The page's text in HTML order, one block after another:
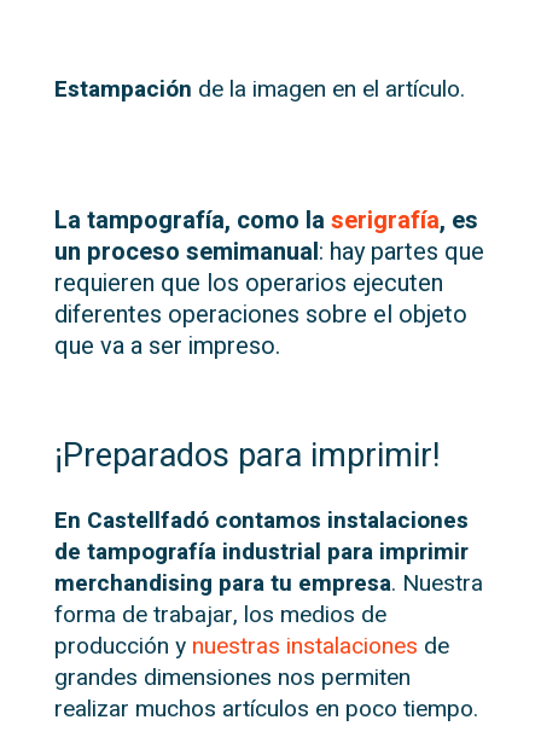
Estampación de la imagen en el artículo.
La tampografía, como laserigrafía, es
un proceso semimanual: hay partes que
requieren que los operarios ejecuten
diferentes operaciones sobre el objeto
que va a ser impreso.
¡Preparados para imprimir!
En Castellfadó contamos instalaciones
de tampografía industrial para imprimir
merchandising para tu empresa. Nuestra
forma de trabajar, los medios de
producción y nuestras instalaciones de
grandes dimensiones nos permiten
realizar muchos artículos en poco tiempo.